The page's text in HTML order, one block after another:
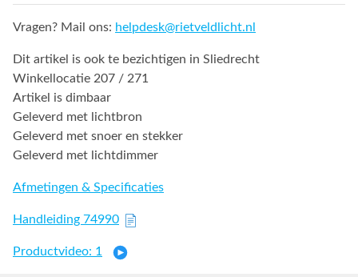
Vragen? Mail ons: helpdesk@rietveldlicht.nl
Dit artikel is ook te bezichtigen in Sliedrecht
Winkellocatie 207 / 271
Artikel is dimbaar
Geleverd met lichtbron
Geleverd met snoer en stekker
Geleverd met lichtdimmer
Afmetingen & Specificaties
Handleiding 74990
Productvideo: 1